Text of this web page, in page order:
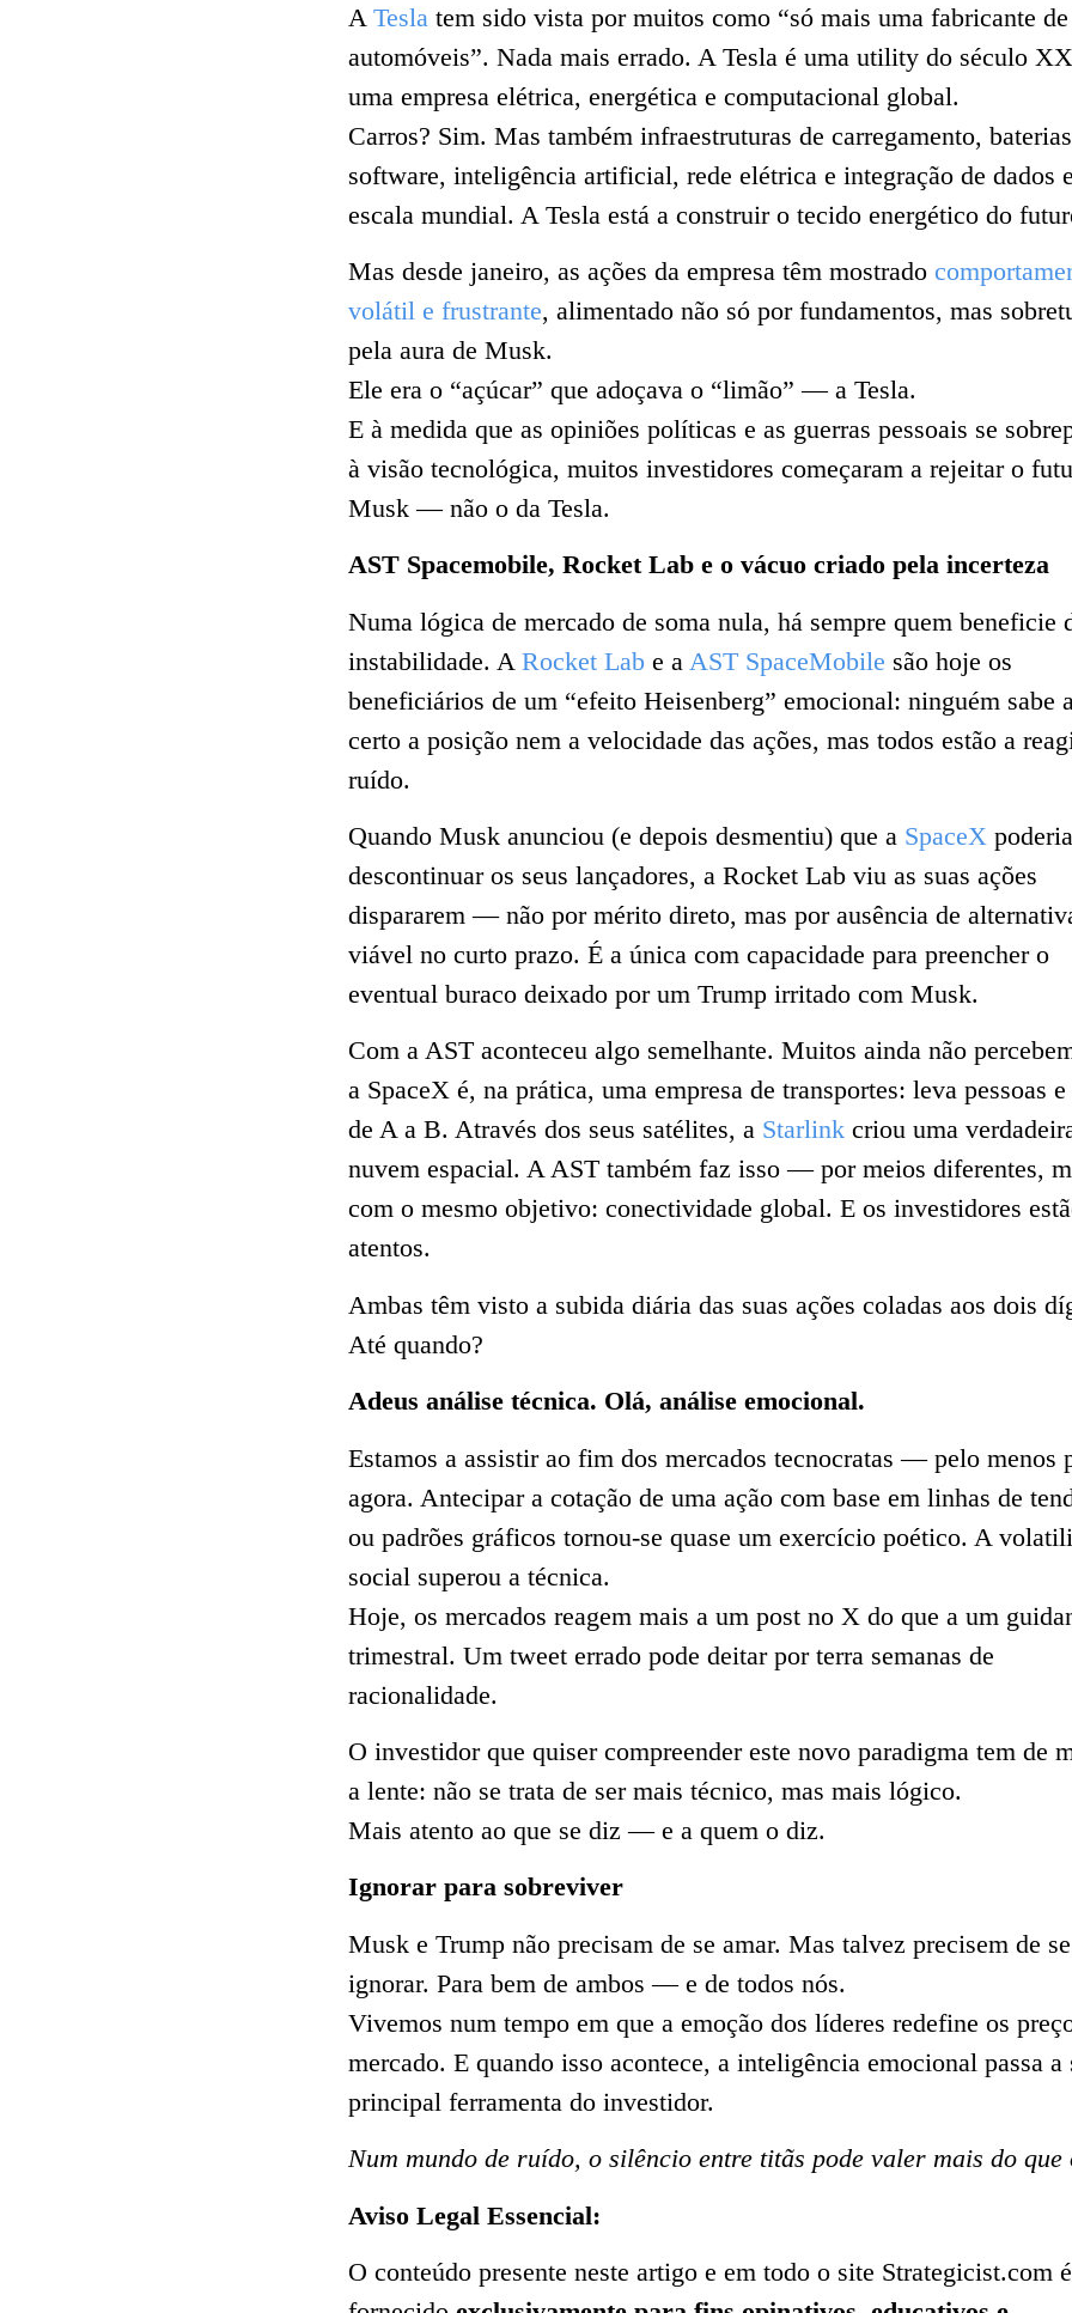
A Tesla tem sido vista por muitos como “só mais uma fabricante de
automóveis”. Nada mais errado. A Tesla é uma utility do século
uma empresa elétrica, energética e computacional global.
Carros? Sim. Mas também infraestruturas de carregamento,
software, inteligência artificial, rede elétrica e integração de dados
escala mundial. A Tesla está a construir o tecido energético do
Mas desde janeiro, as ações da empresa têm mostrado
volátil e frustrante, alimentado não só por fundamentos, mas
pela aura de Musk.
Ele era o “açúcar” que adoçava o “limão” — a Tesla.
E à medida que as opiniões políticas e as guerras pessoais se
à visão tecnológica, muitos investidores começaram a rejeitar o
Musk — não o da Tesla.
ASTSpacemobile, Rocket Lab e o vácuo criado pela incerteza
Numa lógica de mercado de soma nula, há sempre quem beneficie
instabilidade. A Rocket Labe a AST SpaceMobile são hoje os
beneficiários de um “efeito Heisenberg” emocional: ninguém sabe
certo a posição nem a velocidade das ações, mas todos estão a
ruído.
Quando Musk anunciou (e depois desmentiu) que a SpaceXpoderia
descontinuar os seus lançadores, a Rocket Lab viu as suas ações
dispararem — não por mérito direto, mas por ausência de
viável no curto prazo. É a única com capacidade para preencher o
eventual buraco deixado por um Trump irritado com Musk.
Com a AST aconteceu algo semelhante. Muitos ainda não
a SpaceX é, na prática, uma empresa de transportes: leva pessoas e
de A a B. Através dos seus satélites, a Starlinkcriou uma
nuvem espacial. A AST também faz isso — por meios diferentes,
com o mesmo objetivo: conectividade global. E os investidores
atentos.
Ambas têm visto a subida diária das suas ações coladas aos dois
Até quando?
Adeus análise técnica. Olá, análise emocional.
Estamos a assistir ao fim dos mercados tecnocratas — pelo menos
agora. Antecipar a cotação de uma ação com base em linhas de
ou padrões gráficos tornou-se quase um exercício poético. A
social superou a técnica.
Hoje, os mercados reagem mais a um post no X do que a um
trimestral. Um tweet errado pode deitar por terra semanas de
racionalidade.
O investidor que quiser compreender este novo paradigma tem de
a lente: não se trata de ser mais técnico, mas mais lógico.
Mais atento ao que se diz — e a quem o diz.
Ignorar para sobreviver
Musk e Trump não precisam de se amar. Mas talvez precisem de se
ignorar. Para bem de ambos — e de todos nós.
Vivemos num tempo em que a emoção dos líderes redefine os
mercado. E quando isso acontece, a inteligência emocional passa a
principal ferramenta do investidor.
Num mundo de ruído, o silêncio entre titãs pode valer mais do que
Aviso Legal Essencial:
O conteúdo presente neste artigo e em todo o site Strategicist.com é